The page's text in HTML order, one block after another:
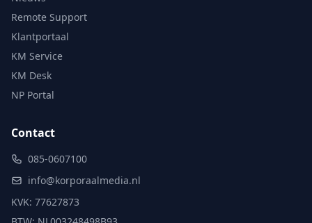
Remote Support
Klantportaal
KM Service
KM Desk
NP Portal
Contact
085-0607100
info@korporaalmedia.nl
KVK: 77627873